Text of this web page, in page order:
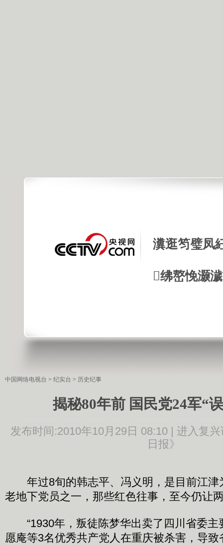
瀵逛笉璧凤
绋嶅悗灏
中国网络电视台 > 纪实台 > 历史纪事
揭秘80年前 国民党24军“
发布时间:2010年10月29日 08:10 | 进入复兴
日报》
年过8旬的韩志平、冯义明，是目前江津
老地下党员之一，那些红色往事，至今仍让
“1930年，叛徒陈梦华出卖了四川省委主
愿庵等3名优秀共产党人在重庆被杀害，导